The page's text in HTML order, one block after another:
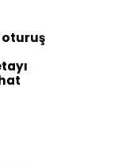
oturuş